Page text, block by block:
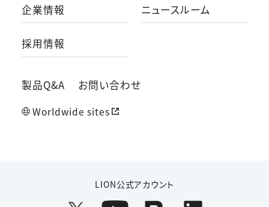
企業情報 ニュースルーム
採用情報
製品Q&A お問い合わせ
Worldwide sites
LION公式アカウント